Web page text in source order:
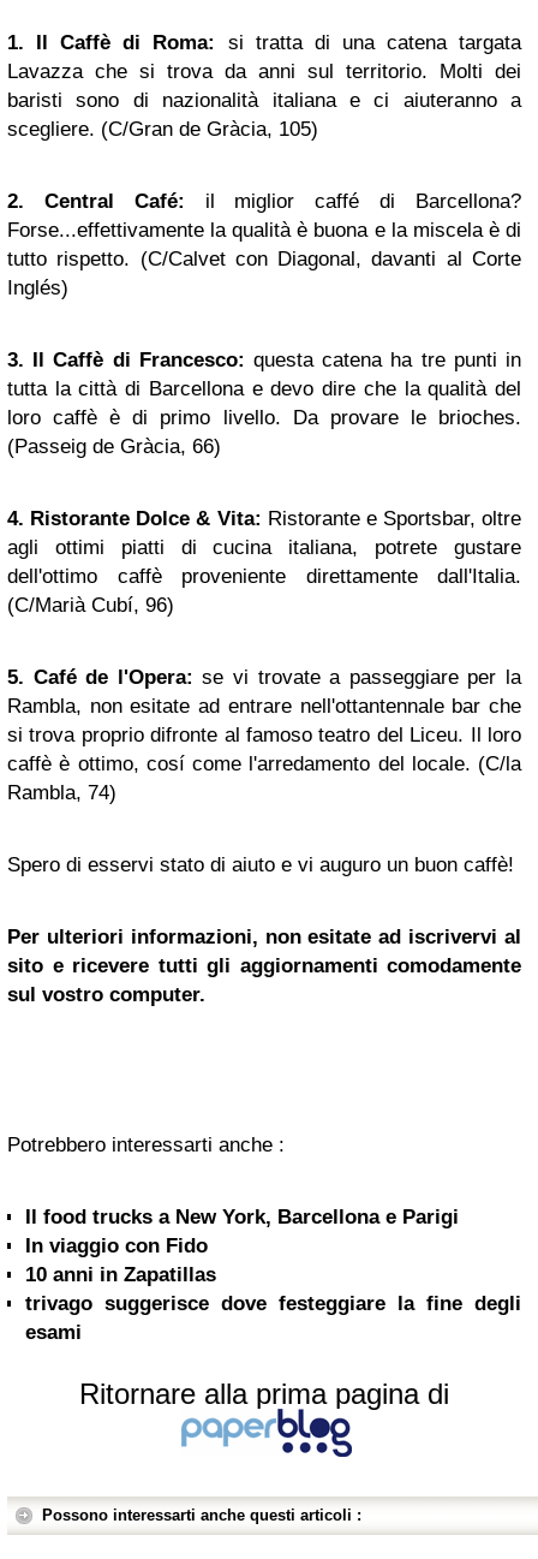
1. Il Caffè di Roma:
si tratta di una catena targata
Lavazza che si trova da anni sul territorio. Molti dei
baristi sono di nazionalità italiana e ci aiuteranno a
scegliere. (C/Gran de Gràcia, 105)
2. Central Café: il miglior caffé di Barcellona?
Forse...effettivamente la qualità è buona e la miscela è di
tutto rispetto. (C/Calvet con Diagonal, davanti al Corte
Inglés)
3. Il Caffè di Francesco: questa catena ha tre punti in
tutta la città di Barcellona e devo dire che la qualità del
loro caffè è di primo livello. Da provare le brioches.
(Passeig de Gràcia, 66)
4. Ristorante Dolce & Vita: Ristorante e Sportsbar, oltre
agli ottimi piatti di cucina italiana, potrete gustare
dell'ottimo caffè proveniente direttamente dall'Italia.
(C/Marià Cubí, 96)
5. Café de l'Opera: se vi trovate a passeggiare per la
Rambla, non esitate ad entrare nell'ottantennale bar che
si trova proprio difronte al famoso teatro del Liceu. Il loro
caffè è ottimo, cosí come l'arredamento del locale. (C/la
Rambla, 74)
Spero di esservi stato di aiuto e vi auguro un buon caffè!
Per ulteriori informazioni, non esitate ad iscrivervi al
sito e ricevere tutti gli aggiornamenti comodamente
sul vostro computer.
Potrebbero interessarti anche :
Il food trucks a New York, Barcellona e Parigi
In viaggio con Fido
10 anni in Zapatillas
trivago suggerisce dove festeggiare la fine degli
esami
Ritornare alla prima pagina di
Possono interessarti anche questi articoli :